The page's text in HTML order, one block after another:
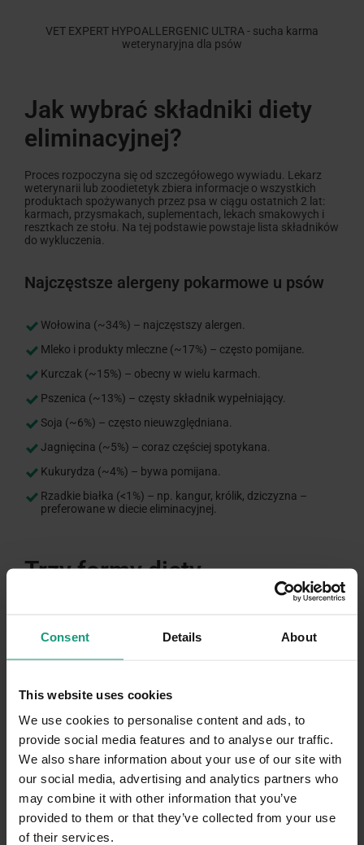
Consent Details About
This website uses cookies
We use cookies to personalise content and ads, to
provide social media features and to analyse our traffic.
We also share information about your use of our site with
our social media, advertising and analytics partners who
may combine it with other information that you’ve
provided to them or that they’ve collected from your use
of their services.
VET EXPERT HYPOALLERGENIC ULTRA - sucha karma
weterynaryjna dla psów
Jak wybrać składniki diety
eliminacyjnej?
Proces rozpoczyna się od szczegółowego wywiadu. Lekarz
weterynarii lub zoodietetyk zbiera informacje o wszystkich
produktach spożywanych przez psa w ciągu ostatnich 2 lat:
karmach, przysmakach, suplementach, lekach smakowych i
resztkach ze stołu. Na tej podstawie powstaje lista składników
do wykluczenia.
Najczęstsze alergeny pokarmowe u psów
Wołowina (~34%) – najczęstszy alergen.
Mleko i produkty mleczne (~17%) – często pomijane.
Kurczak (~15%) – obecny w wielu karmach.
Pszenica (~13%) – częsty składnik wypełniający.
Soja (~6%) – często nieuwzględniana.
Jagnięcina (~5%) – coraz częściej spotykana.
Kukurydza (~4%) – bywa pomijana.
Rzadkie białka (<1%) – np. kangur, królik, dziczyzna –
preferowane w diecie eliminacyjnej.
Trzy formy diety
eliminacyjnej – porównanie
wygodna, ale wymagająca kontroli źródła.
szerokiej historii diet, lecz mniej smakowita i również
Dieta domowa — pełna kontrola składu, ale wymaga
wiedzy i suplementacji.